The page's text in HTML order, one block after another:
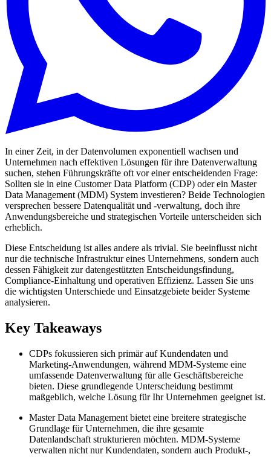
In einer Zeit, in der Datenvolumen exponentiell wachsen und
Unternehmen nach effektiven Lösungen für ihre Datenverwaltung
suchen, stehen Führungskräfte oft vor einer entscheidenden Frage:
Sollten sie in eine Customer Data Platform (CDP) oder ein Master
Data Management (MDM) System investieren? Beide Technologien
versprechen bessere Datenqualität und -verwaltung, doch ihre
Anwendungsbereiche und strategischen Vorteile unterscheiden sich
erheblich.
Diese Entscheidung ist alles andere als trivial. Sie beeinflusst nicht
nur die technische Infrastruktur eines Unternehmens, sondern auch
dessen Fähigkeit zur datengestützten Entscheidungsfindung,
Compliance-Einhaltung und operativen Effizienz. Lassen Sie uns
die wichtigsten Unterschiede und Einsatzgebiete beider Systeme
analysieren.
Key Takeaways
CDPs fokussieren sich primär auf Kundendaten und
Marketing-Anwendungen, während MDM-Systeme eine
umfassende Datenverwaltung für alle Geschäftsbereiche
bieten. Diese grundlegende Unterscheidung bestimmt
maßgeblich, welche Lösung für Ihr Unternehmen geeignet ist.
Master Data Management bietet eine breitere strategische
Grundlage für Unternehmen, die ihre gesamte
Datenlandschaft strukturieren möchten. MDM-Systeme
verwalten nicht nur Kundendaten, sondern auch Produkt-,